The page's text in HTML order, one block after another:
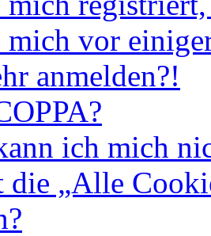
mich vor
anmelden?!
ich mich
die „Alle